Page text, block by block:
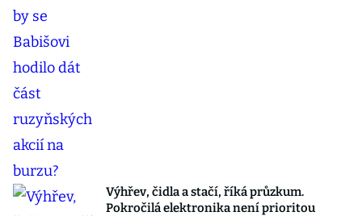
Výhřev, čidla a stačí, říká průzkum.
Pokročilá elektronika není prioritou